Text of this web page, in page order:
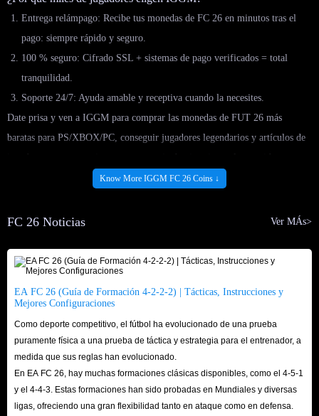
Entrega relámpago: Recibe tus monedas de FC 26 en minutos tras el
pago: siempre rápido y seguro.
100 % seguro: Cifrado SSL + sistemas de pago verificados = total
tranquilidad.
Soporte 24/7: Ayuda amable y receptiva cuando la necesites.
Date prisa y ven a IGGM para comprar las monedas de FUT 26 más
baratas para PS/XBOX/PC, conseguir jugadores legendarios y artículos de
jugador raros para mejorar tu porcentaje de victorias en los partidos
semanales. Con solo unos toques, puedes conseguir un montón de monedas.
P: ¿Cuándo se lanza FC 26?
R: EA Sports FC 26 se lanzará el 26 de septiembre para PC, PS4, PS5,
Xbox One, Xbox Series X|S, Nintendo Switch y Nintendo Switch 2. Los
jugadores que compren la Edición Ultimate tendrán acceso anticipado el 19
de septiembre.
P: ¿Cuánto cuesta EA FC 26?
R: Como en años anteriores, FIFA 26 estará disponible en dos ediciones:
Estándar y Ultimate.
Know More IGGM FC 26 Coins ↓
FC 26 Noticias Ver MÁs>
EA FC 26 (Guía de Formación 4-2-2-2) | Tácticas, Instrucciones y
Mejores Configuraciones
Como deporte competitivo, el fútbol ha evolucionado de una prueba
puramente física a una prueba de táctica y estrategia para el entrenador, a
medida que sus reglas han evolucionado.
En EA FC 26, hay muchas formaciones clásicas disponibles, como el 4-5-1
y el 4-4-3. Estas formaciones han sido probadas en Mundiales y diversas
ligas, ofreciendo una gran flexibilidad tanto en ataque como en defensa.